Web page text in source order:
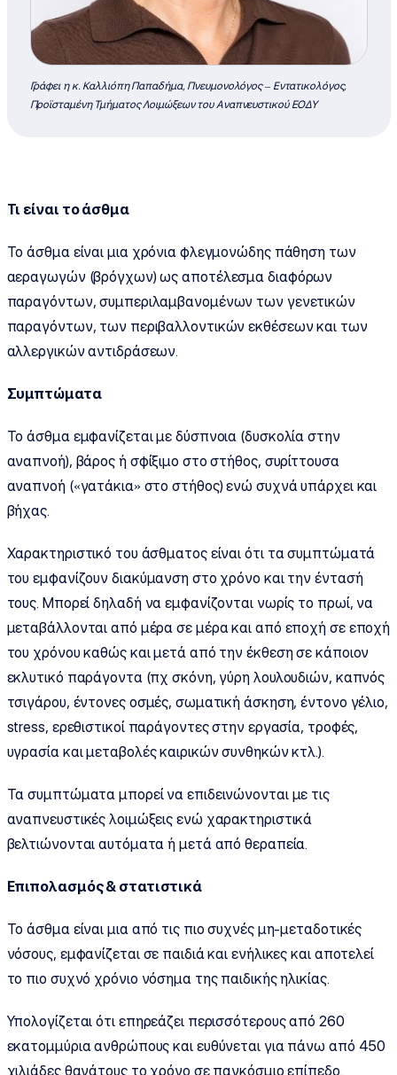
Γράφει η κ. Καλλιόπη Παπαδήμα, Πνευμονολόγος – Εντατικολόγος,
Προϊσταμένη Τμήματος Λοιμώξεων του Αναπνευστικού ΕΟΔΥ
Τι είναι το άσθμα
Το άσθμα είναι μια χρόνια φλεγμονώδης πάθηση των
αεραγωγών (βρόγχων) ως αποτέλεσμα διαφόρων
παραγόντων, συμπεριλαμβανομένων των γενετικών
παραγόντων, των περιβαλλοντικών εκθέσεων και των
αλλεργικών αντιδράσεων.
Συμπτώματα
Το άσθμα εμφανίζεται με δύσπνοια (δυσκολία στην
αναπνοή), βάρος ή σφίξιμο στο στήθος, συρίττουσα
αναπνοή («γατάκια» στο στήθος) ενώ συχνά υπάρχει και
βήχας.
Χαρακτηριστικό του άσθματος είναι ότι τα συμπτώματά
του εμφανίζουν διακύμανση στο χρόνο και την έντασή
τους. Μπορεί δηλαδή να εμφανίζονται νωρίς το πρωί, να
μεταβάλλονται από μέρα σε μέρα και από εποχή σε εποχή
του χρόνου καθώς και μετά από την έκθεση σε κάποιον
εκλυτικό παράγοντα (πχ σκόνη, γύρη λουλουδιών, καπνός
τσιγάρου, έντονες οσμές, σωματική άσκηση, έντονο γέλιο,
stress, ερεθιστικοί παράγοντες στην εργασία, τροφές,
υγρασία και μεταβολές καιρικών συνθηκών κτλ.).
Τα συμπτώματα μπορεί να επιδεινώνονται με τις
αναπνευστικές λοιμώξεις ενώ χαρακτηριστικά
βελτιώνονται αυτόματα ή μετά από θεραπεία.
Επιπολασμός & στατιστικά
Το άσθμα είναι μια από τις πιο συχνές μη-μεταδοτικές
νόσους, εμφανίζεται σε παιδιά και ενήλικες και αποτελεί
το πιο συχνό χρόνιο νόσημα της παιδικής ηλικίας.
Υπολογίζεται ότι επηρεάζει περισσότερους από 260
εκατομμύρια ανθρώπους και ευθύνεται για πάνω από 450
χιλιάδες θανάτους το χρόνο σε παγκόσμιο επίπεδο.